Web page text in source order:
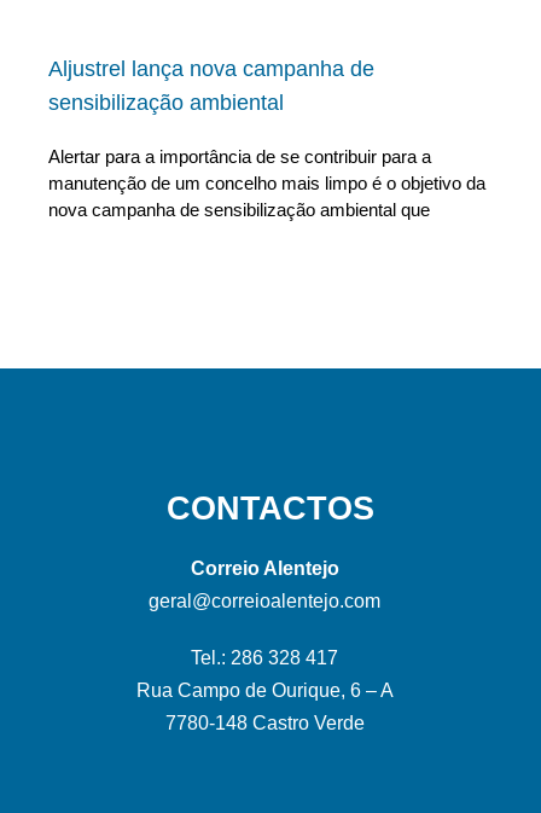
Aljustrel lança nova campanha de
sensibilização ambiental
Alertar para a importância de se contribuir para a
manutenção de um concelho mais limpo é o objetivo da
nova campanha de sensibilização ambiental que
CONTACTOS
Correio Alentejo
geral@correioalentejo.com
Tel.: 286 328 417
Rua Campo de Ourique, 6 – A
7780-148 Castro Verde